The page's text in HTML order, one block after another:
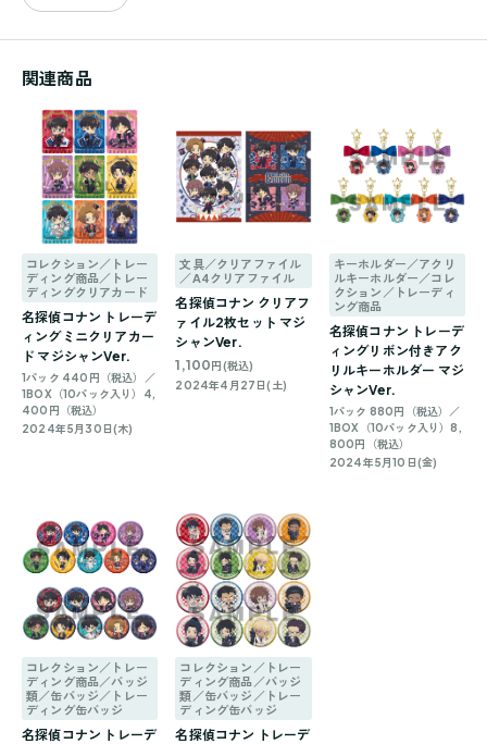
関連商品
コレクション／トレー
ディング商品／トレー
ディングクリアカード
名探偵コナン トレーデ
ィングミニクリアカー
ド マジシャンVer.
1パック 440円（税込）／
1BOX（10パック入り）4,
400円（税込）
2024年5月30日(木)
文具／クリアファイル
／A4クリアファイル
名探偵コナン クリアフ
ァイル2枚セット マジ
シャンVer.
1,100円(税込)
2024年4月27日(土)
キーホルダー／アクリ
ルキーホルダー／コレ
クション／トレーディ
ング商品
名探偵コナン トレーデ
ィングリボン付きアク
リルキーホルダー マジ
シャンVer.
1パック 880円（税込）／
1BOX（10パック入り）8,
800円（税込）
2024年5月10日(金)
コレクション／トレー
ディング商品／バッジ
類／缶バッジ／トレー
ディング缶バッジ
名探偵コナン トレーデ
コレクション／トレー
ディング商品／バッジ
類／缶バッジ／トレー
ディング缶バッジ
名探偵コナン トレーデ